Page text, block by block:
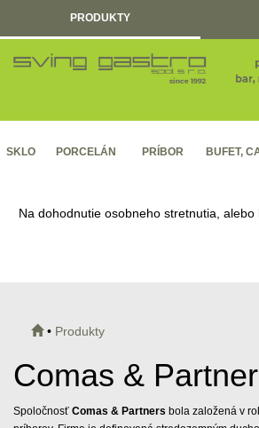
PRODUKTY
SKLO PORCELÁN PRÍBOR BUFET,
Na dohodnutie osobneho stretnutia,
• Produkty
Comas &
Spoločnosť Comas & Partners bola založená v